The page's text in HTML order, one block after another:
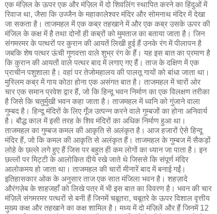
एक मंज़िल के ऊपर एक और मंज़िल में दो शिवलिंग स्थापित करने का हिंदुओं में
रिवाज था, जैसा कि उज्जैन के महाकालेश्वर मंदिर और सोमनाथ मंदिर में देखा
जा सकता है। ताजमहल में एक कब्र तहखाने में और एक कब्र उसके ऊपर की
मंजिल के कक्ष में है तथा दोनों ही कब्रों को मुमताज का बताया जाता है। जिन
संगमरमर के पत्थरों पर कुरान की आयतें लिखी हुई हैं उनके रंग में पीलापन है
जबकि शेष पत्थर ऊंची गुणवत्ता वाले शुभ्र रंग के हैं। यह इस बात का प्रमाण है
कि कुरान की आयतों वाले पत्थर बाद में लगाए गए हैं। ताज के दक्षिण में एक
प्राचीन पशुशाला है। वहां पर तेजोमहालय की पालतू गायों को बांधा जाता था।
मुस्लिम कब्र में गाय कोठा होना एक असंगत बात है। ताजमहल में चारों ओर
चार एक समान प्रवेश द्वार हैं, जो कि हिन्दू भवन निर्माण का एक विलक्षण तरीका
है जिसे कि चतुर्मुखी भवन कहा जाता है। ताजमहल में ध्वनि को गुंजाने वाला
गुम्बद है। हिन्दू मंदिरों के लिए गूँज उत्पन्न करने वाले गुम्बजों का होना अनिवार्य
है। बौद्ध काल में इसी तरह के शिव मंदिरों का अधिक निर्माण हुआ था।
ताजमहल का गुम्बज कमल की आकृति से अलंकृत है। आज हजारों ऐसे हिन्दू
मंदिर हैं, जो कि कमल की आकृति से अलंकृत हैं। ताजमहल के गुम्बज में सैकड़ों
लोहे के छल्ले लगे हुए हैं जिस पर बहुत ही कम लोगों का ध्यान जा पाता है। इन
छल्लों पर मिट्टी के आलोकित दीये रखे जाते थे जिससे कि संपूर्ण मंदिर
आलोकमय हो जाता था। ताजमहल की चारों मीनारें बाद में बनाई गईं।
इतिहासकार ओक के अनुसार ताज एक सात मंजिला भवन है। शहज़ादे
औरंगज़ेब के शाहजहाँ को लिखे पत्र में भी इस बात का विवरण है। भवन की चार
मंज़िलें संगमरमर पत्थरों से बनी हैं जिनमें चबूतरा, चबूतरे के ऊपर विशाल वृत्तीय
मुख्य कक्ष और तहखाने का कक्ष शामिल है। मध्य में दो मंज़िलें और हैं जिनमें 12